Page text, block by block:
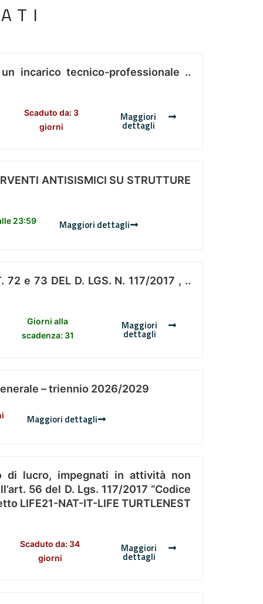
incarico tecnico-professionale ..
Scaduto da: 3
giorni
Maggiori
dettagli
ANTISISMICI SU STRUTTURE
23:59 Maggiori dettagli
72 e 73 DEL D. LGS. N. 117/2017 , ..
Giorni alla
scadenza: 31
Maggiori
dettagli
– triennio 2026/2029
Maggiori dettagli
di lucro, impegnati in attività non
56 del D. Lgs. 117/2017 “Codice
LIFE21-NAT-IT-LIFE TURTLENEST
Scaduto da: 34
giorni
Maggiori
dettagli